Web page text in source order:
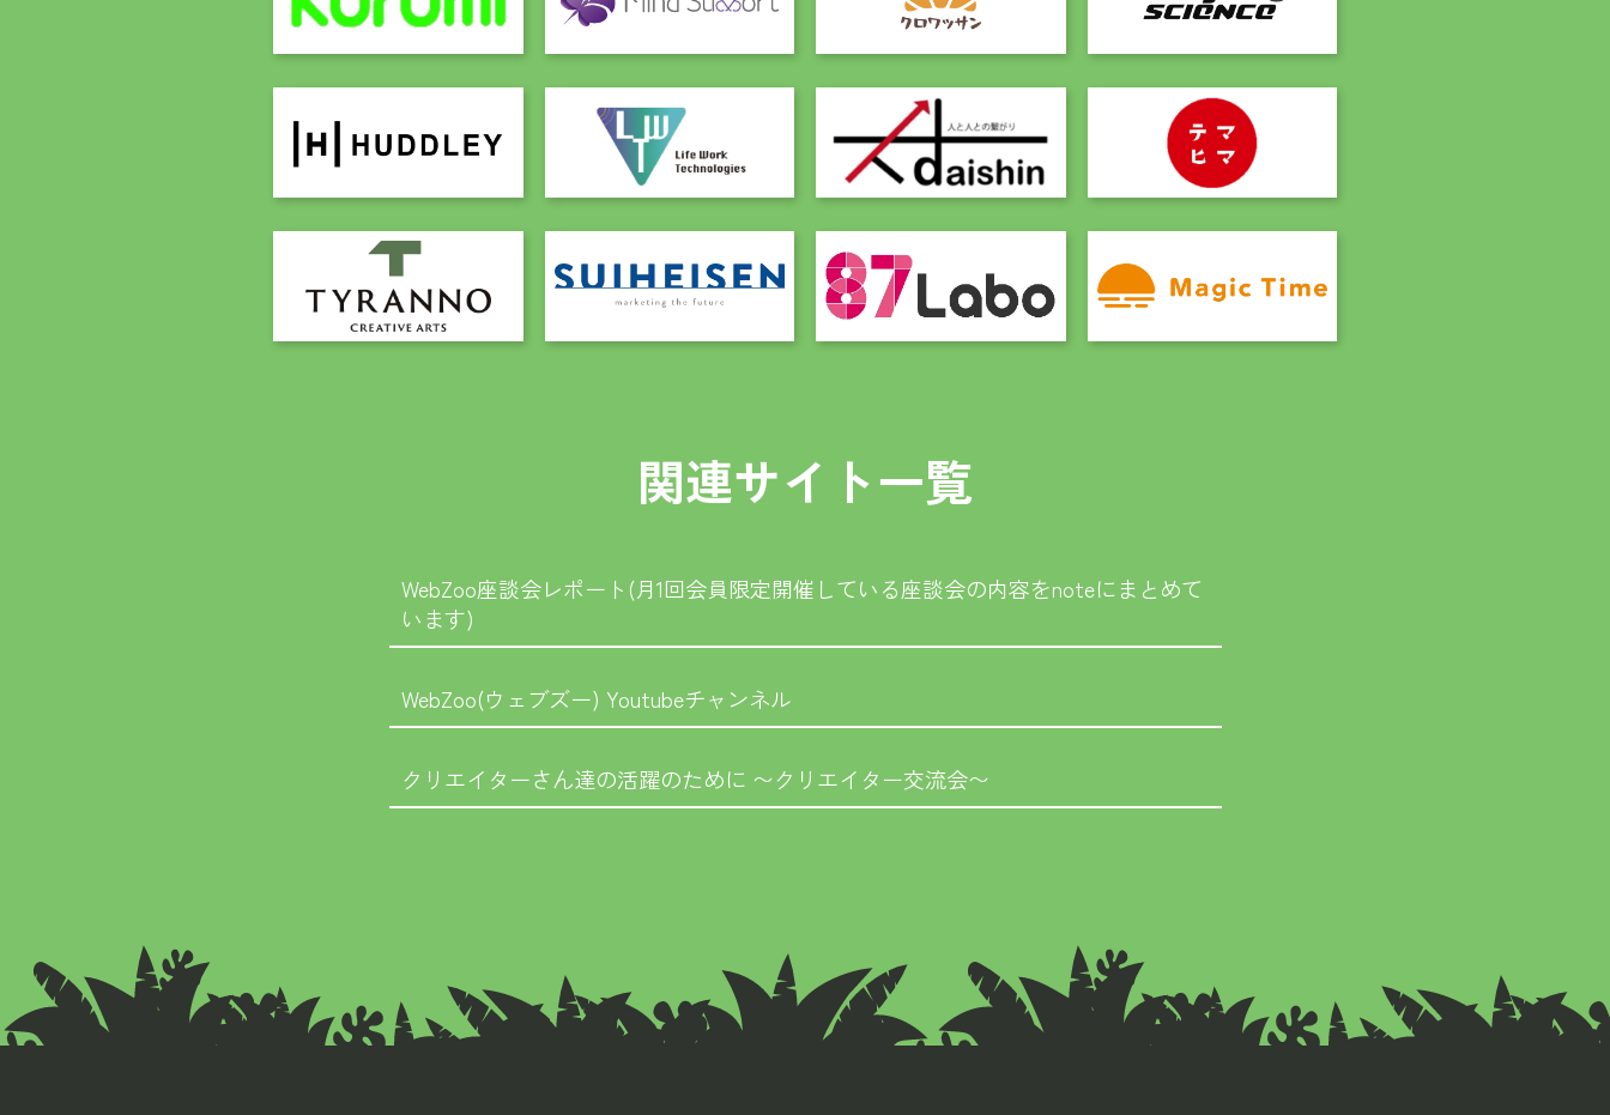
関連サイト一覧
WebZoo座談会レポート(月1回会員限定開催している座談会の内容をnoteにまとめて
います)
WebZoo(ウェブズー) Youtubeチャンネル
クリエイターさん達の活躍のために 〜クリエイター交流会〜